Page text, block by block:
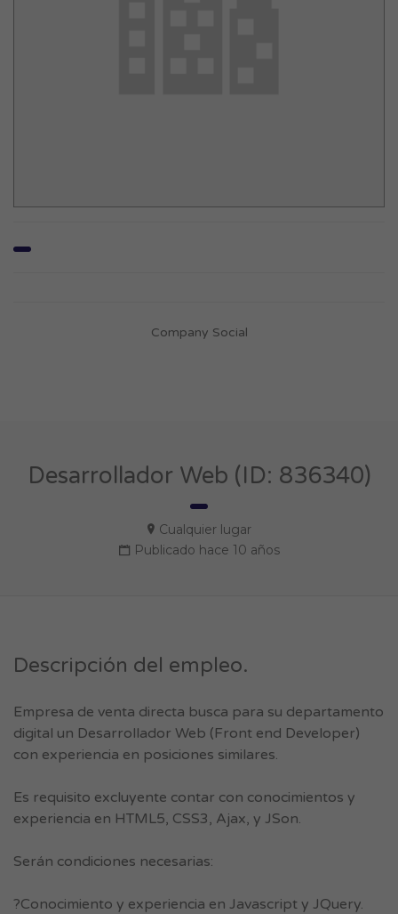
Company Social
Desarrollador Web (ID: 836340)
Cualquier lugar
Publicado hace 10 años
Descripción del empleo.
Empresa de venta directa busca para su departamento
digital un Desarrollador Web (Front end Developer)
con experiencia en posiciones similares.
Es requisito excluyente contar con conocimientos y
experiencia en HTML5, CSS3, Ajax, y JSon.
Serán condiciones necesarias:
?Conocimiento y experiencia en Javascript y JQuery.